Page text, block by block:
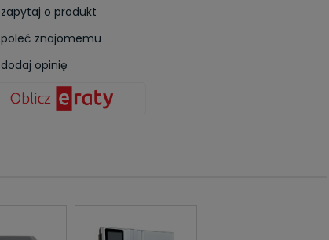
zapytaj o produkt
poleć znajomemu
dodaj opinię